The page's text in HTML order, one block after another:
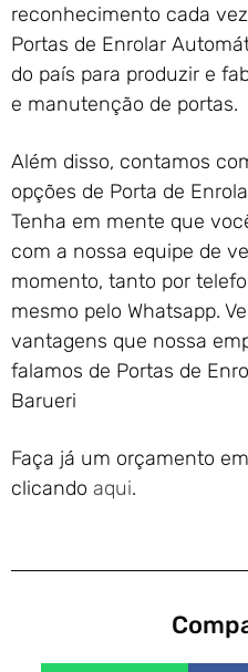
reconhecimento cada
Portas de Enrolar
do país para produzir e
e manutenção de portas.
Além disso, contamos
opções de Porta de
Tenha em mente que
com a nossa equipe de
momento, tanto por
mesmo pelo Whatsapp.
vantagens que nossa
falamos de Portas de
Barueri
Faça já um orçamento
clicando aqui.